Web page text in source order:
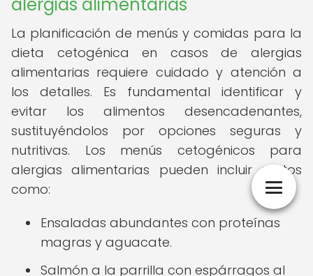
La planificación de menús y comidas para la
dieta cetogénica en casos de alergias
alimentarias requiere cuidado y atención a
los detalles. Es fundamental identificar y
evitar los alimentos desencadenantes,
sustituyéndolos por opciones seguras y
nutritivas. Los menús cetogénicos para
alergias alimentarias pueden incluir platos
como:
Ensaladas abundantes con proteínas
magras y aguacate.
Salmón a la parrilla con espárragos al